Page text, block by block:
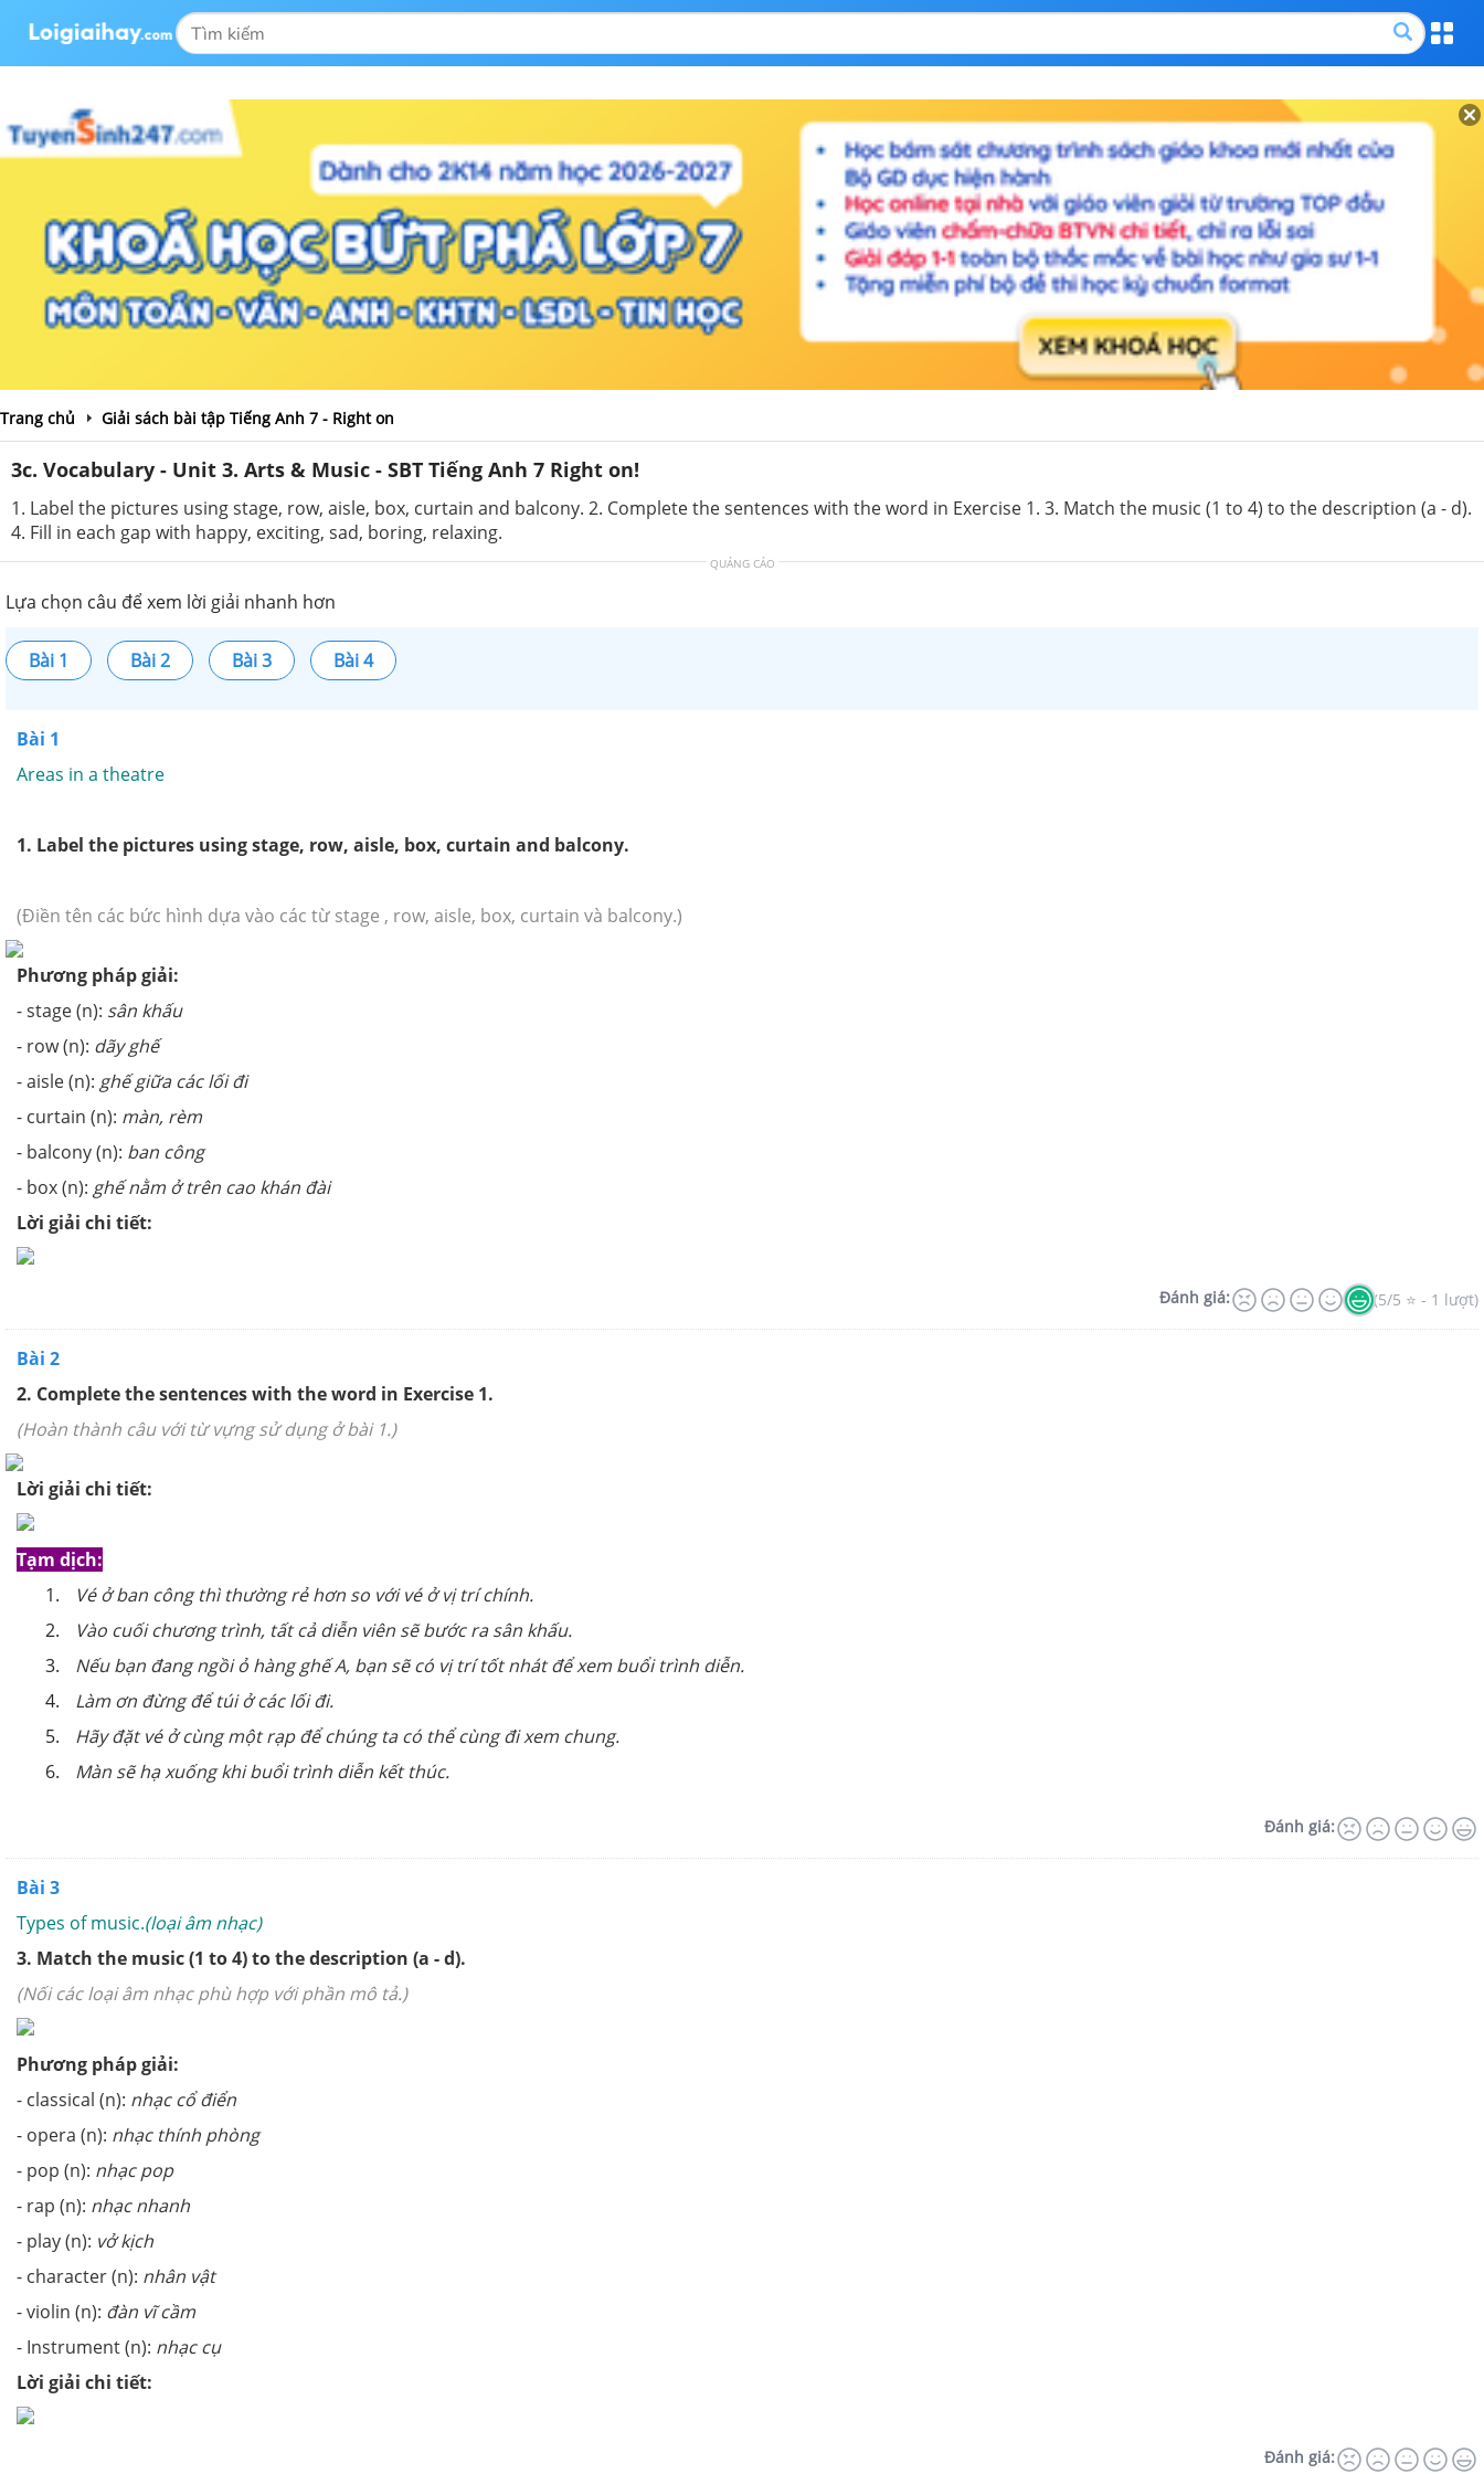
Trang chủ Giải sách bài tập Tiếng Anh 7 - Right on
3c. Vocabulary - Unit 3. Arts & Music - SBT Tiếng Anh 7 Right on!
1. Label the pictures using stage, row, aisle, box, curtain and balcony. 2. Complete the sentences with the word in Exercise 1. 3. Match the music (1 to 4) to the description (a - d).
4. Fill in each gap with happy, exciting, sad, boring, relaxing.
QUẢNG CÁO
Lựa chọn câu để xem lời giải nhanh hơn
Bài 1 Bài 2 Bài 3 Bài 4
Bài 1
Areas in a theatre
1. Label the pictures using stage, row, aisle, box, curtain and balcony.
(Điền tên các bức hình dựa vào các từ stage , row, aisle, box, curtain và balcony.)
Phương pháp giải:
- stage (n): sân khấu
- row (n): dãy ghế
- aisle (n): ghế giữa các lối đi
- curtain (n): màn, rèm
- balcony (n): ban công
- box (n): ghế nằm ở trên cao khán đài
Lời giải chi tiết:
Đánh giá: (5/5 ⭐ - 1 lượt)
Bài 2
2. Complete the sentences with the word in Exercise 1.
(Hoàn thành câu với từ vựng sử dụng ở bài 1.)
Lời giải chi tiết:
Tạm dịch:
Vé ở ban công thì thường rẻ hơn so với vé ở vị trí chính.
Vào cuối chương trình, tất cả diễn viên sẽ bước ra sân khấu.
Nếu bạn đang ngồi ỏ hàng ghế A, bạn sẽ có vị trí tốt nhát để xem buổi trình diễn.
Làm ơn đừng để túi ở các lối đi.
Hãy đặt vé ở cùng một rạp để chúng ta có thể cùng đi xem chung.
Màn sẽ hạ xuống khi buổi trình diễn kết thúc.
Đánh giá:
Bài 3
Types of music.(loại âm nhạc)
3. Match the music (1 to 4) to the description (a - d).
(Nối các loại âm nhạc phù hợp với phần mô tả.)
Phương pháp giải:
- classical (n): nhạc cổ điển
- opera (n): nhạc thính phòng
- pop (n): nhạc pop
- rap (n): nhạc nhanh
- play (n): vở kịch
- character (n): nhân vật
- violin (n): đàn vĩ cầm
- Instrument (n): nhạc cụ
Lời giải chi tiết:
Đánh giá: